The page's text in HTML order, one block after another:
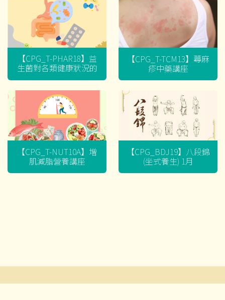
【CPG_T-PHAR18】益
生菌對各類健康狀況的
迷思
【CPG_T-TCM13】蕁麻
疹中藥講座
【CPG_T-NUT10A】增
肌減脂營養講座
【CPG_BDJ19】八段錦
(坐式養生) 1月
章